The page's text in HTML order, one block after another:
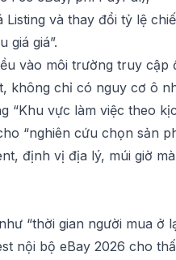
và thay đổi tỷ lệ
giá giá”.
vào môi trường truy cập
không chỉ có nguy cơ ô
“Khu vực làm việc theo
“nghiên cứu chọn sản
định vị địa lý, múi giờ
“thời gian người mua ở
nội bộ eBay 2026 cho